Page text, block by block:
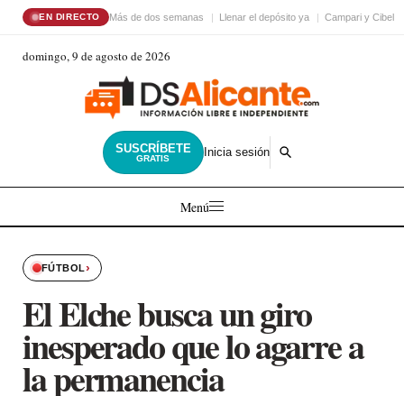
EN DIRECTO Más de dos semanas Llenar el depósito ya Campari y
domingo, 9 de agosto de 2026
SUSCRÍBETE
GRATIS Inicia sesión
Menú
FÚTBOL›
El Elche busca un giro
inesperado que lo agarre a
la permanencia